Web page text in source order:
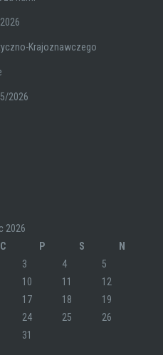
Krajoznawczego
2026
2026
C P S
N
3 4
5
10 11
12
17 18
19
24 25
26
31